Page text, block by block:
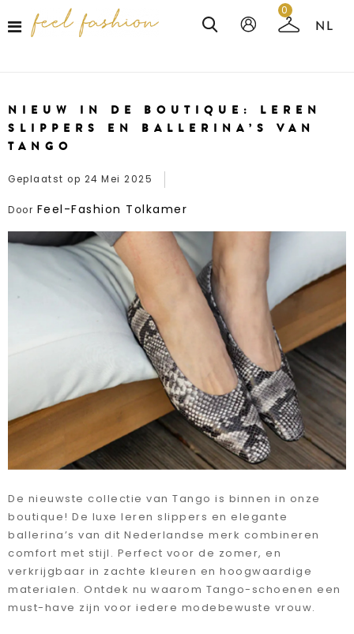
0
NIEUW IN DE BOUTIQUE: LEREN
SLIPPERS EN BALLERINA’S VAN
TANGO
Geplaatst op 24 Mei 2025
Door Feel-Fashion Tolkamer
De nieuwste collectie van Tango is binnen in onze
boutique! De luxe leren slippers en elegante
ballerina’s van dit Nederlandse merk combineren
comfort met stijl. Perfect voor de zomer, en
verkrijgbaar in zachte kleuren en hoogwaardige
materialen. Ontdek nu waarom Tango-schoenen een
must-have zijn voor iedere modebewuste vrouw.